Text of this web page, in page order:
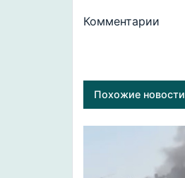
Комментарии
Похожие новости